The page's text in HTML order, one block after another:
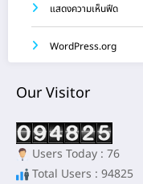
แสดงความเห็นฟีด
WordPress.org
Our Visitor
Users Today : 76
Total Users : 94825